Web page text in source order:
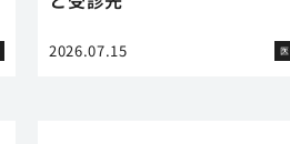
2026.07.15